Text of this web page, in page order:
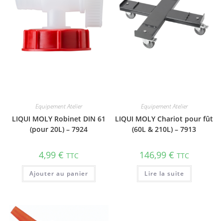
Equipement Atelier
LIQUI MOLY Robinet DIN 61
(pour 20L) – 7924
4,99€ TTC
Ajouter au panier
Equipement Atelier
LIQUI MOLY Chariot pour fût
(60L & 210L) – 7913
146,99 € TTC
Lire la suite